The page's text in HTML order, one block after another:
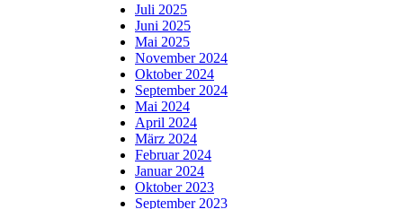
Juli 2025
Juni 2025
Mai 2025
November 2024
Oktober 2024
September 2024
Mai 2024
April 2024
März 2024
Februar 2024
Januar 2024
Oktober 2023
September 2023